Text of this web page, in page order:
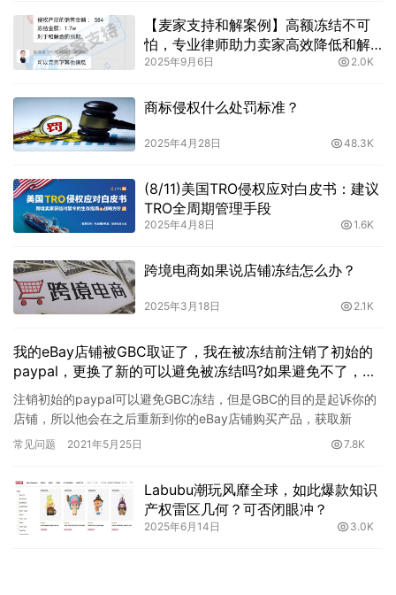
【麦家支持和解案例】高额冻结不可
怕，专业律师助力卖家高效降低和解
金
2025年9月6日 2.0K
商标侵权什么处罚标准？
2025年4月28日 48.3K
(8/11)美国TRO侵权应对白皮书：建议
TRO全周期管理手段‌
2025年4月8日 1.6K
跨境电商如果说店铺冻结怎么办？
2025年3月18日 2.1K
我的eBay店铺被GBC取证了，我在被冻结前注销了初始的
paypal，更换了新的可以避免被冻结吗?如果避免不了，他
们能否直接冻结paypal的新账户?
注销初始的paypal可以避免GBC冻结，但是GBC的目的是起诉你的
店铺，所以他会在之后重新到你的eBay店铺购买产品，获取新
paypal账号，进而使你的新paypal被冻结。 因…
常见问题 2021年5月25日 7.8K
Labubu潮玩风靡全球，如此爆款知识
产权雷区几何？可否闭眼冲？
2025年6月14日 3.0K